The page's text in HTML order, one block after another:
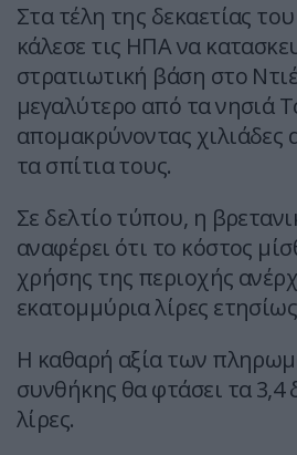
Στα τέλη της δεκαετίας
κάλεσε τις ΗΠΑ να
στρατιωτική βάση στο
μεγαλύτερο από τα νησιά
απομακρύνοντας
τα σπίτια τους.
Σε δελτίο τύπου, η
αναφέρει ότι το κόστος
χρήσης της περιοχής
εκατομμύρια λίρες
Η καθαρή αξία των
συνθήκης θα φτάσει τα 3,4
λίρες.